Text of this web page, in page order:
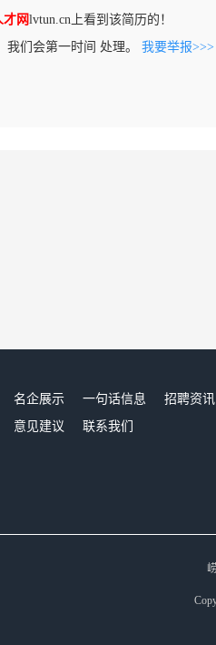
才网lvtun.cn上看到该简历的！
我们会第一时间 处理。 我要举报>>>
名企展示 一句话信息 招聘资讯
意见建议 联系我们